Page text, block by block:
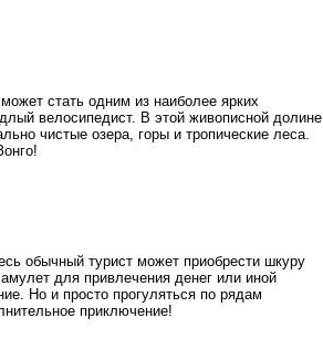
стать одним из наиболее ярких
велосипедист. В этой живописной долине
чистые озера, горы и тропические леса.
обычный турист может приобрести шкуру
для привлечения денег или иной
Но и просто прогуляться по рядам
приключение!